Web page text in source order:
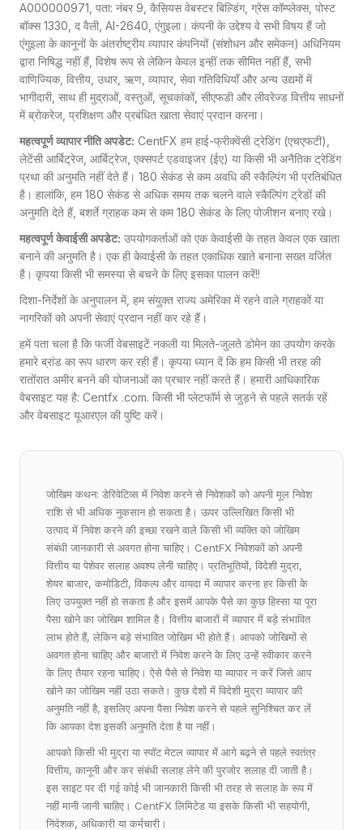
A000000971, पता: नंबर 9, कैसियस वेबस्टर बिल्डिंग, ग्रेस कॉम्प्लेक्स, पोस्ट
बॉक्स 1330, द वैली, AI-2640, एंगुइला। कंपनी के उद्देश्य वे सभी विषय हैं जो
एंगुइला के कानूनों के अंतर्राष्ट्रीय व्यापार कंपनियों (संशोधन और समेकन) अधिनियम
द्वारा निषिद्ध नहीं हैं, विशेष रूप से लेकिन केवल इन्हीं तक सीमित नहीं हैं, सभी
वाणिज्यिक, वित्तीय, उधार, ऋण, व्यापार, सेवा गतिविधियाँ और अन्य उद्यमों में
भागीदारी, साथ ही मुद्राओं, वस्तुओं, सूचकांकों, सीएफडी और लीवरेज्ड वित्तीय साधनों
में ब्रोकरेज, प्रशिक्षण और प्रबंधित खाता सेवाएं प्रदान करना।
महत्वपूर्ण व्यापार नीति अपडेट: CentFX हम हाई-फ्रीक्वेंसी ट्रेडिंग (एचएफटी),
लेटेंसी आर्बिट्रेज, आर्बिट्रेज, एक्सपर्ट एडवाइजर (ईए) या किसी भी अनैतिक ट्रेडिंग
प्रथा की अनुमति नहीं देते हैं। 180 सेकंड से कम अवधि की स्कैल्पिंग भी प्रतिबंधित
है। हालांकि, हम 180 सेकंड से अधिक समय तक चलने वाले स्कैल्पिंग ट्रेडों की
अनुमति देते हैं, बशर्ते ग्राहक कम से कम 180 सेकंड के लिए पोजीशन बनाए रखे।
महत्वपूर्ण केवाईसी अपडेट: उपयोगकर्ताओं को एक केवाईसी के तहत केवल एक खाता
बनाने की अनुमति है। एक ही केवाईसी के तहत एकाधिक खाते बनाना सख्त वर्जित
है। कृपया किसी भी समस्या से बचने के लिए इसका पालन करें!!
दिशा-निर्देशों के अनुपालन में, हम संयुक्त राज्य अमेरिका में रहने वाले ग्राहकों या
नागरिकों को अपनी सेवाएं प्रदान नहीं कर रहे हैं।
हमें पता चला है कि फर्जी वेबसाइटें नकली या मिलते-जुलते डोमेन का उपयोग करके
हमारे ब्रांड का रूप धारण कर रही हैं। कृपया ध्यान दें कि हम किसी भी तरह की
रातोंरात अमीर बनने की योजनाओं का प्रचार नहीं करते हैं। हमारी आधिकारिक
वेबसाइट यह है: Centfx .com. किसी भी प्लेटफॉर्म से जुड़ने से पहले सतर्क रहें
और वेबसाइट यूआरएल की पुष्टि करें।
जोखिम कथन: डेरिवेटिव्स में निवेश करने से निवेशकों को अपनी मूल निवेश
राशि से भी अधिक नुकसान हो सकता है। ऊपर उल्लिखित किसी भी
उत्पाद में निवेश करने की इच्छा रखने वाले किसी भी व्यक्ति को जोखिम
संबंधी जानकारी से अवगत होना चाहिए। CentFX निवेशकों को अपनी
वित्तीय या पेशेवर सलाह अवश्य लेनी चाहिए। प्रतिभूतियों, विदेशी मुद्रा,
शेयर बाजार, कमोडिटी, विकल्प और वायदा में व्यापार करना हर किसी के
लिए उपयुक्त नहीं हो सकता है और इसमें आपके पैसे का कुछ हिस्सा या पूरा
पैसा खोने का जोखिम शामिल है। वित्तीय बाजारों में व्यापार में बड़े संभावित
लाभ होते हैं, लेकिन बड़े संभावित जोखिम भी होते हैं। आपको जोखिमों से
अवगत होना चाहिए और बाजारों में निवेश करने के लिए उन्हें स्वीकार करने
के लिए तैयार रहना चाहिए। ऐसे पैसे से निवेश या व्यापार न करें जिसे आप
खोने का जोखिम नहीं उठा सकते। कुछ देशों में विदेशी मुद्रा व्यापार की
अनुमति नहीं है, इसलिए अपना पैसा निवेश करने से पहले सुनिश्चित कर लें
कि आपका देश इसकी अनुमति देता है या नहीं।
आपको किसी भी मुद्रा या स्पॉट मेटल व्यापार में आगे बढ़ने से पहले स्वतंत्र
वित्तीय, कानूनी और कर संबंधी सलाह लेने की पुरजोर सलाह दी जाती है।
इस साइट पर दी गई कोई भी जानकारी किसी भी तरह से सलाह के रूप में
नहीं मानी जानी चाहिए। CentFX लिमिटेड या इसके किसी भी सहयोगी,
निदेशक, अधिकारी या कर्मचारी।